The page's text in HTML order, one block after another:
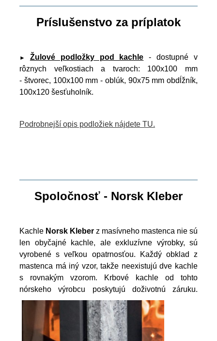
Príslušenstvo za príplatok
► Žulové podložky pod kachle - dostupné v
rôznych veľkostiach a tvaroch: 100x100 mm
- štvorec, 100x100 mm - oblúk, 90x75 mm obdĺžník,
100x120 šesťuholník.
Podrobnejší opis podložiek nájdete TU.
Spoločnosť - Norsk Kleber
Kachle Norsk Kleber z masívneho mastenca nie sú
len obyčajné kachle, ale exkluzívne výrobky, sú
vyrobené s veľkou opatrnosťou. Každý obklad z
mastenca má iný vzor, takže neexistujú dve kachle
s rovnakým vzorom. Krbové kachle od tohto
nórskeho výrobcu poskytujú doživotnú záruku.